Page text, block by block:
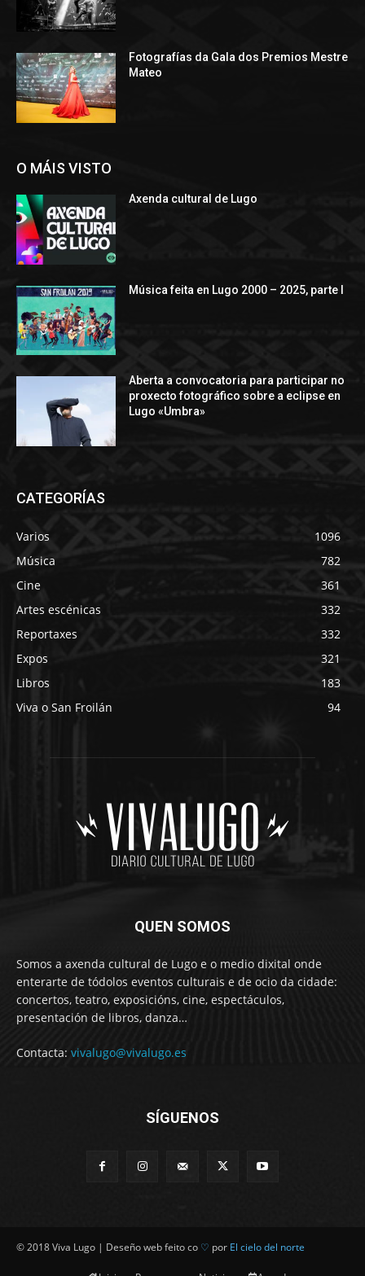
Fotografías da Gala dos Premios Mestre
Mateo
O MÁIS VISTO
Axenda cultural de Lugo
Música feita en Lugo 2000 – 2025, parte I
Aberta a convocatoria para participar no
proxecto fotográfico sobre a eclipse en
Lugo «Umbra»
CATEGORÍAS
Varios
1096
Música
782
Cine
361
Artes escénicas
332
Reportaxes
332
Expos
321
Libros
183
Viva o San Froilán
94
QUEN SOMOS
Somos a axenda cultural de Lugo e o medio dixital onde
enterarte de tódolos eventos culturais e de ocio da cidade:
concertos, teatro, exposicións, cine, espectáculos,
presentación de libros, danza…
Contacta: vivalugo@vivalugo.es
SÍGUENOS
© 2018 Viva Lugo | Deseño web feito co ♡ por El cielo del norte